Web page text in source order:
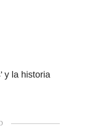
y la historia